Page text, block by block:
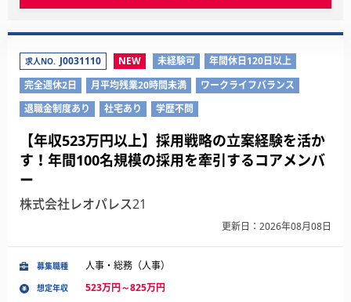
求人NO. J0031110 NEW 未経験可
年間休日120日以上
完全週休2日
月平均残業20時間未満
ワークライフバランス
退職金制度あり
社宅あり 学歴不問
【年収523万円以上】採用戦略の立案経験を活か
す！年間100名規模の採用を牽引するコアメンバ
ー
株式会社レオパレス21
更新日：2026年08月08日
募集職種 人事・総務（人事）
想定年収 523万円～825万円